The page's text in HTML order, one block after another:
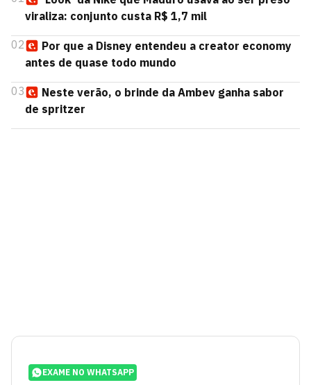
viraliza: conjunto custa R$ 1,7 mil
02
Por que a Disney entendeu a creator economy
antes de quase todo mundo
03
Neste verão, o brinde da Ambev ganha sabor
de spritzer
EXAME NO WHATSAPP